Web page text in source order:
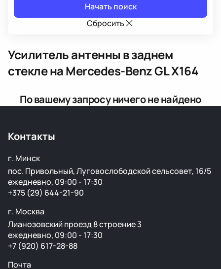
Начать поиск
Сбросить
Усилитель антенны в заднем
стеклена Mercedes-Benz GL X164
По вашему запросу ничего не найдено
Контакты
г. Минск
пос. Привольный, Луговослободской сельсовет, 16/5
ежедневно, 09:00 - 17:30
+375 (29) 644-21-90
г. Москва
Лианозовский проезд 8 строение 3
ежедневно, 09:00 - 17:30
+7 (920) 617-28-88
Почта